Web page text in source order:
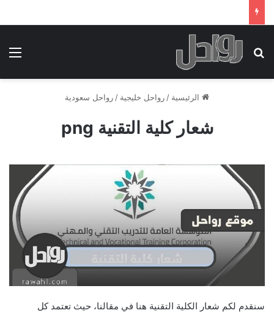
بحث عن
الرئيسية / رواحل خليجية / رواحل سعودية
شعار كلية التقنية png
سنقدم لكم شعار الكلية التقنية هنا في مقالنا، حيث تعتمد كل